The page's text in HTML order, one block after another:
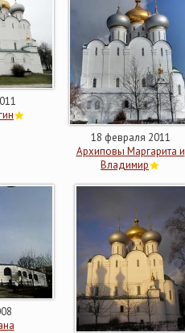
18 февраля 2011
Архиповы Маргарита и
Владимир